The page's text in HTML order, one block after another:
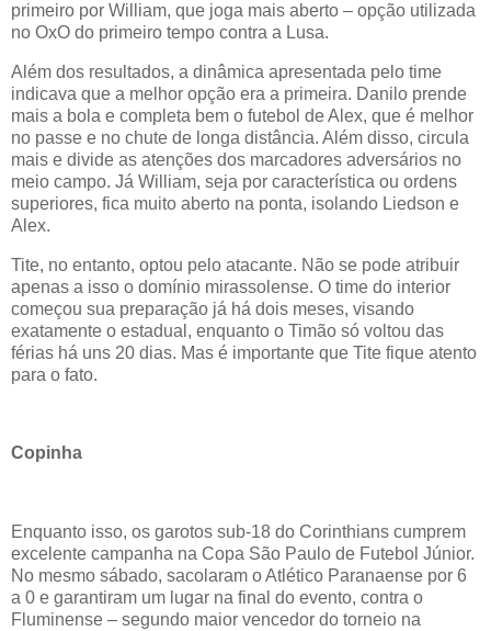
primeiro por William, que joga mais aberto – opção utilizada
no OxO do primeiro tempo contra a Lusa.
Além dos resultados, a dinâmica apresentada pelo time
indicava que a melhor opção era a primeira. Danilo prende
mais a bola e completa bem o futebol de Alex, que é melhor
no passe e no chute de longa distância. Além disso, circula
mais e divide as atenções dos marcadores adversários no
meio campo. Já William, seja por característica ou ordens
superiores, fica muito aberto na ponta, isolando Liedson e
Alex.
Tite, no entanto, optou pelo atacante. Não se pode atribuir
apenas a isso o domínio mirassolense. O time do interior
começou sua preparação já há dois meses, visando
exatamente o estadual, enquanto o Timão só voltou das
férias há uns 20 dias. Mas é importante que Tite fique atento
para o fato.
Copinha
Enquanto isso, os garotos sub-18 do Corinthians cumprem
excelente campanha na Copa São Paulo de Futebol Júnior.
No mesmo sábado, sacolaram o Atlético Paranaense por 6
a 0 e garantiram um lugar na final do evento, contra o
Fluminense – segundo maior vencedor do torneio na